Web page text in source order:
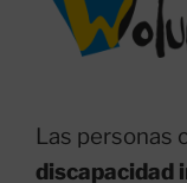
Las personas
discapacidad